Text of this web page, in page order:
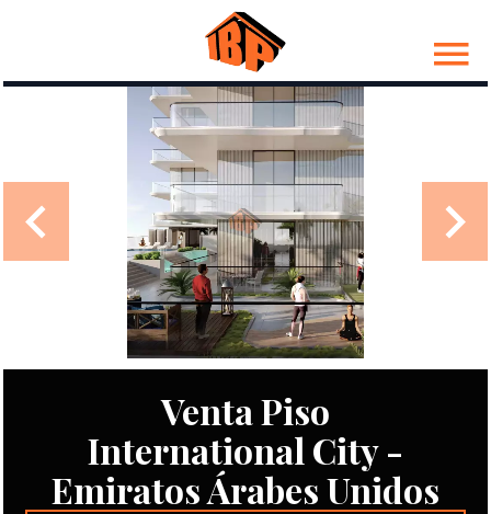
Venta Piso
International City -
Emiratos Árabes Unidos